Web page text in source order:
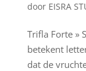
door EISRA
Trifla Forte »
betekent
dat de